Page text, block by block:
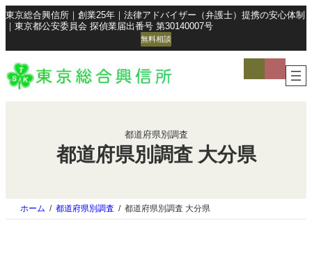
東京総合興信所｜創業25年｜法律アドバイザー（弁護士）提携の安心体制
｜東京都公安委員会 探偵業届出番号 第30140007号
無料相談
コ
コ
都道府県別調査
都道府県別調査 大分県
ホーム 都道府県別調査 都道府県別調査 大分県